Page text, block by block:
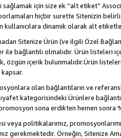
için size ek “alt etiket”
hiçbir surette Sitenizin belirli
kullanıcılara dinamik olarak alt
Sitenize Ürün (ve ilgili Özel
ile bağlantılı olmalıdır. Ürün listeleri
özgün içerik bulunmalıdır.Ürün
olan bağlantıların ve
kategorisindeki Ürünlere
sona erdikten hemen sonra
veya politikalarımız,
gerekmektedir. Örneğin, Sitenize